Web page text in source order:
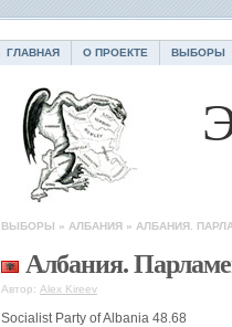
ГЛАВНАЯ О ПРОЕКТЕ ВЫБОРЫ
ВЫБОРЫ » АЛБАНИЯ » АЛБАНИЯ.
Албания.
Автор: Alex Kireev
Socialist Party of Albania 48.68